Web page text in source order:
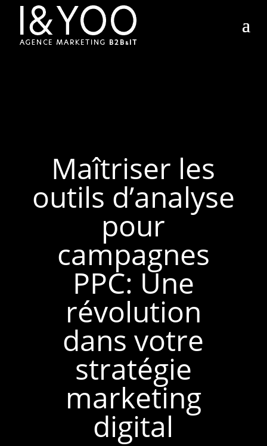
Maîtriser les
outils d’analyse
pour
campagnes
PPC: Une
révolution
dans votre
stratégie
marketing
digital